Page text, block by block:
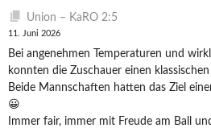
Union – KaRO 2:5
11. Juni 2026
Bei angenehmen Temperaturen und
konnten die Zuschauer einen
Beide Mannschaften hatten das Ziel
😀
Immer fair, immer mit Freude am Ball